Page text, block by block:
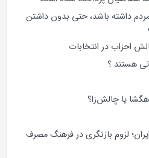
خصوصی و شیوه‌های غیرشفاف
دیگر عملکرد شبکه بانکی کشور را در
است.
داشته باشد، حتی بدون داشتن
احزاب در انتخابات
هستند ؟
یا چالش‌زا؟